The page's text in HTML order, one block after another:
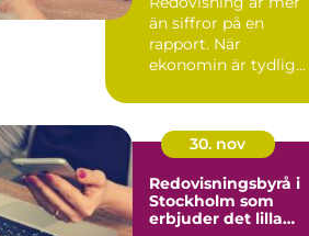
än siffror på en
rapport. När
ekonomin är tydlig
30. nov
Redovisningsbyrå i
Stockholm som
erbjuder det lilla